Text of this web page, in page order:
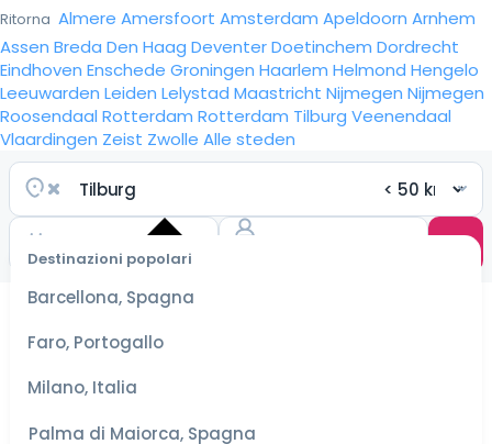
Ritorna Almere Amersfoort Amsterdam Apeldoorn Arnhem
Assen Breda Den Haag DeventerDoetinchem Dordrecht
Eindhoven Enschede Groningen Haarlem Helmond Hengelo
Leeuwarden Leiden Lelystad Maastricht Nijmegen Nijmegen
Roosendaal Rotterdam Rotterdam Tilburg Veenendaal
Vlaardingen Zeist Zwolle Alle steden
Destinazioni popolari
Barcellona, Spagna
Faro, Portogallo
Milano, Italia
Palma di Maiorca, Spagna
Seleziona
le date
tariffe